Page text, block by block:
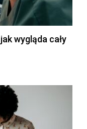
wygląda cały